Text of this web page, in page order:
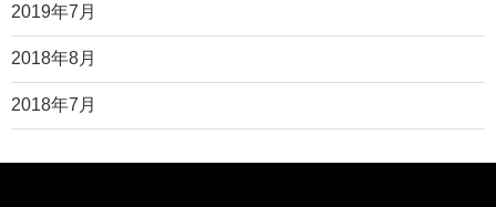
2019年7月
2018年8月
2018年7月